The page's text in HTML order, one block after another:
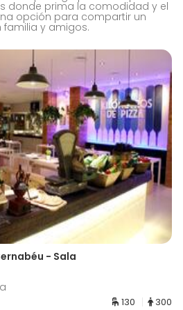
donde prima la comodidad y el
opción para compartir un
y amigos.
- Sala
130 300